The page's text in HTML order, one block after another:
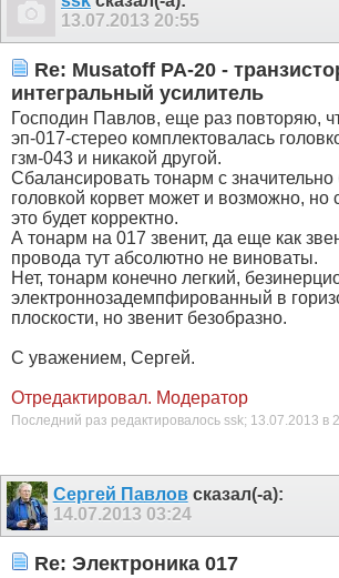
13.07.2013 20:55
Re: Musatoff PA-20 -
интегральный усилитель
Господин Павлов, еще раз повторяю,
эп-017-стерео комплектовалась
гзм-043 и никакой другой.
Сбалансировать тонарм с значительно
головкой корвет может и возможно, но
это будет корректно.
А тонарм на 017 звенит, да еще как
провода тут абсолютно не виноваты.
Нет, тонарм конечно легкий,
электроннозадемпфированный в
плоскости, но звенит безобразно.
С уважением, Сергей.
Отредактировал. Модератор
Последний раз редактировалось ssk; 13.07.2013 в
Сергей Павловсказал(-а):
14.07.2013 03:24
Re: Электроника 017